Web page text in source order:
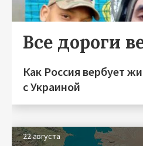
Все дороги
Как Россия вербует
с Украиной
22 августа